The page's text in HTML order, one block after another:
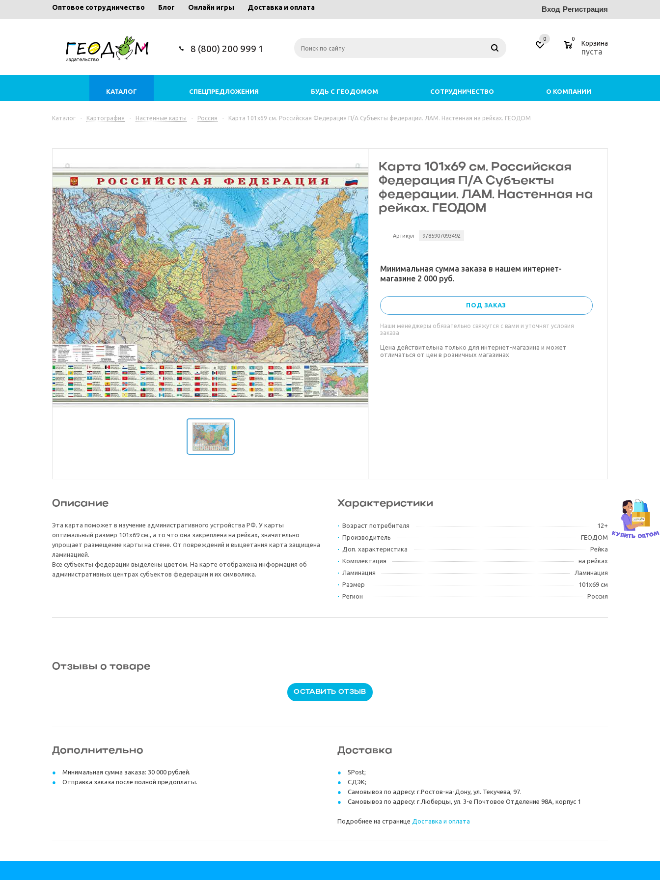
Оптовое сотрудничество Блог Онлайн игры Доставка и оплата Вход Регистрация
8 (800) 200 999 1
0 0
Корзина
пуста
КАТАЛОГ СПЕЦПРЕДЛОЖЕНИЯ БУДЬ С ГЕОДОМОМ СОТРУДНИЧЕСТВО О КОМПАНИИ
Каталог - Картография - Настенные карты - Россия - Карта 101х69 см. Российская Федерация П/А Субъекты федерации. ЛАМ. Настенная на рейках. ГЕОДОМ
Карта 101х69 см. Российская
Федерация П/А Субъекты
федерации. ЛАМ. Настенная на
рейках. ГЕОДОМ
Артикул 9785907093492
Минимальная сумма заказа в нашем интернет-
магазине 2 000 руб.
ПОД ЗАКАЗ
Наши менеджеры обязательно свяжутся с вами и уточнят условия
заказа
Цена действительна только для интернет-магазина и может
отличаться от цен в розничных магазинах
Описание
Эта карта поможет в изучение административного устройства РФ. У карты
оптимальный размер 101х69 см., а то что она закреплена на рейках, значительно
упрощает размещение карты на стене. От повреждений и выцветания карта защищена
ламинацией.
Все субъекты федерации выделены цветом. На карте отображена информация об
административных центрах субъектов федерации и их символика.
Характеристики
Возраст потребителя
12+
Производитель
ГЕОДОМ
Доп. характеристика
Рейка
Комплектация
на рейках
Ламинация
Ламинация
Размер
101х69 см
Регион
Россия
Отзывы о товаре
ОСТАВИТЬ ОТЗЫВ
Дополнительно
Минимальная сумма заказа: 30 000 рублей.
Отправка заказа после полной предоплаты.
Доставка
5Post;
СДЭК;
Самовывоз по адресу: г.Ростов-на-Дону, ул. Текучева, 97.
Самовывоз по адресу: г.Люберцы, ул. 3-е Почтовое Отделение 98А, корпус 1
Подробнее на странице Доставка и оплата